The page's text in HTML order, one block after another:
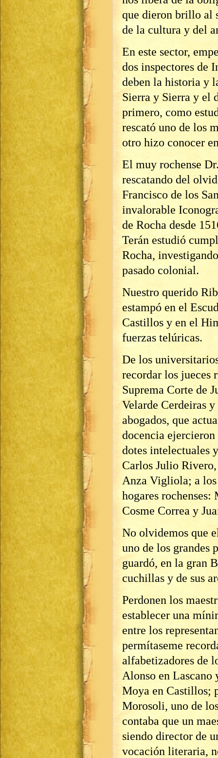
que dieron brillo al
de la cultura y del
En este sector,
dos inspectores de
deben la historia y
Sierra y Sierra y el
primero, como
rescató uno de los
otro hizo conocer
El muy rochense
rescatando del
Francisco de los
invalorable
de Rocha desde
Terán estudió
Rocha,
pasado colonial.
Nuestro querido
estampó en el
Castillos y en el
fuerzas telúricas.
De los
recordar los jueces
Suprema Corte de
Velarde Cerdeiras
abogados, que
docencia
dotes intelectuales
Carlos Julio
Anza Vigliola; a los
hogares
Cosme Correa y
No olvidemos que
uno de los grandes
guardó, en la gran
cuchillas y de sus
Perdonen los
establecer una
entre los
permítaseme
alfabetizadores de
Alonso en Lascano
Moya en Castillos;
Morosoli, uno de
contaba que un
siendo director de
vocación literaria,